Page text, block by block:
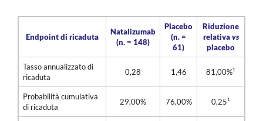
Endpoint di ricaduta
Natalizumab
(n. = 148)
Placebo
(n. =
61)
Riduzione
relativavs
placebo
Tasso annualizzato di
ricaduta
0,28 1,46 81,00%1
Probabilità cumulativa
di ricaduta
29,00% 76,00% 0,25 1